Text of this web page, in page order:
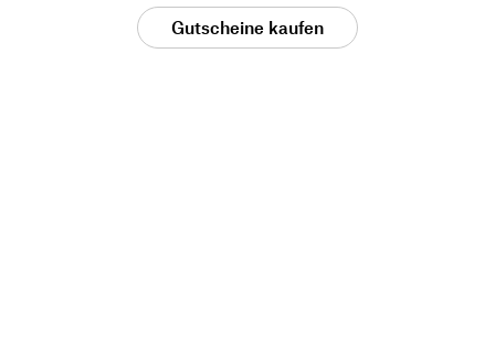
Gutscheine kaufen